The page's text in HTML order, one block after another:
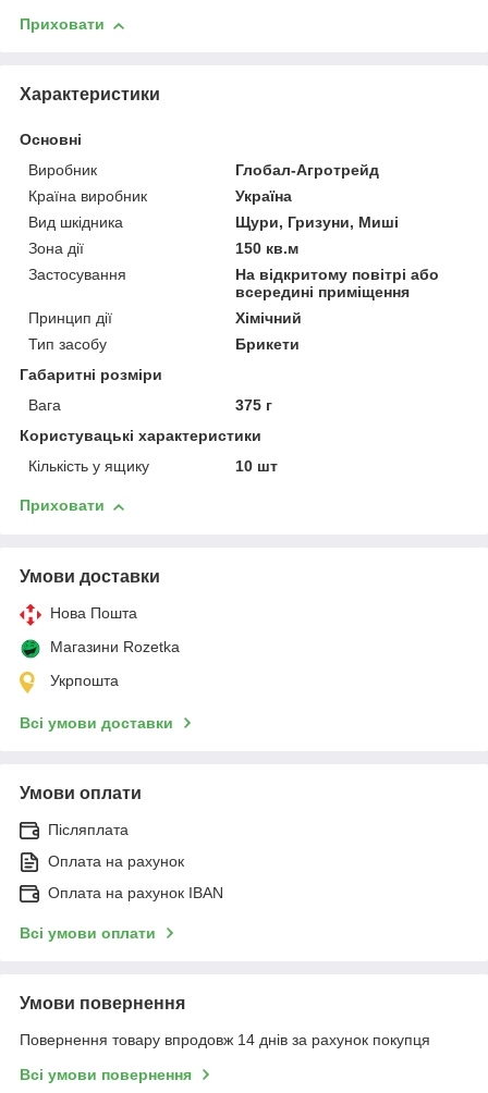
Приховати
Характеристики
Основні
Виробник
Глобал-Агротрейд
Країна виробник
Україна
Вид шкідника
Щури, Гризуни, Миші
Зона дії
150 кв.м
Застосування
На відкритому повітрі або
всередині приміщення
Принцип дії
Хімічний
Тип засобу
Брикети
Габаритні розміри
Вага
375 г
Користувацькі характеристики
Кількість у ящику
10 шт
Приховати
Умови доставки
Нова Пошта
Магазини Rozetka
Укрпошта
Всі умови доставки
Умови оплати
Післяплата
Оплата на рахунок
Оплата на рахунок IBAN
Всі умови оплати
Умови повернення
Повернення товару впродовж 14 днів за рахунок покупця
Всі умови повернення